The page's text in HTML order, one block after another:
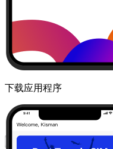
下载应用程序